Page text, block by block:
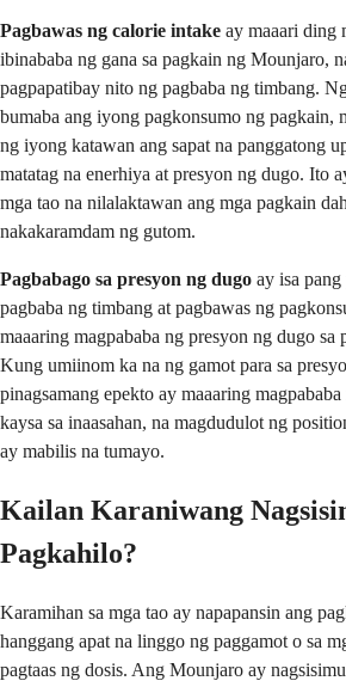
Pagbawas ng calorie intake ay maaari ding
ibinababa ng gana sa pagkain ng Mounjaro,
pagpapatibay nito ng pagbaba ng timbang.
bumaba ang iyong pagkonsumo ng pagkain,
ng iyong katawan ang sapat na panggatong
matatag na enerhiya at presyon ng dugo. Ito
mga tao na nilalaktawan ang mga pagkain
nakakaramdam ng gutom.
Pagbabago sa presyon ng dugo ay isa
pagbaba ng timbang at pagbawas ng
maaaring magpababa ng presyon ng dugo sa
Kung umiinom ka na ng gamot para sa
pinagsamang epekto ay maaaring
kaysa sa inaasahan, na magdudulot ng
ay mabilis na tumayo.
Kailan Karaniwang
Pagkahilo?
Karamihan sa mga tao ay napapansin ang
hanggang apat na linggo ng paggamot o sa
pagtaas ng dosis. Ang Mounjaro ay